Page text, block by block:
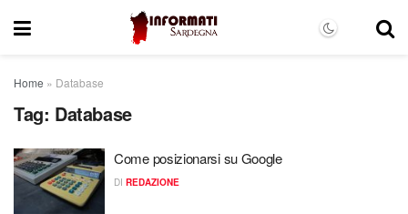
Home » Database
Tag: Database
Come posizionarsi su Google
DI REDAZIONE